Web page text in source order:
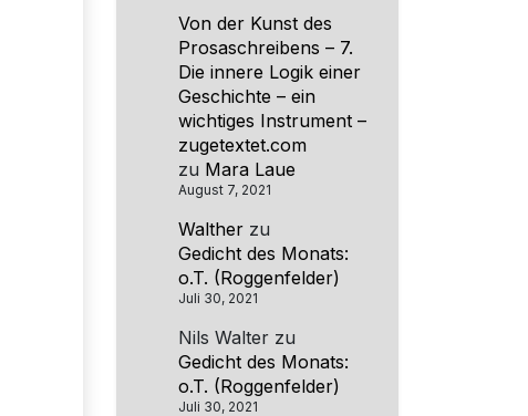
Von der Kunst des
Prosaschreibens – 7.
Die innere Logik einer
Geschichte – ein
wichtiges Instrument –
zugetextet.com
zu Mara Laue
August 7, 2021
Walther zu
Gedicht des Monats:
o.T. (Roggenfelder)
Juli 30, 2021
Nils Walter zu
Gedicht des Monats:
o.T. (Roggenfelder)
Juli 30, 2021